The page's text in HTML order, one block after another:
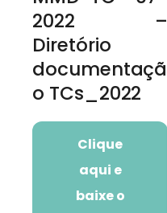
2022 –
Diretório
documentaçã
o TCs_2022
Clique
aqui e
baixe o